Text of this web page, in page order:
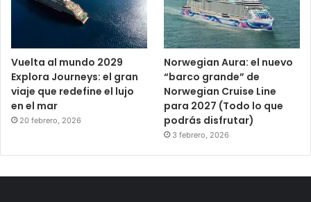
Vuelta al mundo 2029
Explora Journeys: el gran
viaje que redefine el lujo
en el mar
20 febrero, 2026
Norwegian Aura: el nuevo
“barco grande” de
Norwegian Cruise Line
para 2027 (Todo lo que
podrás disfrutar)
3 febrero, 2026